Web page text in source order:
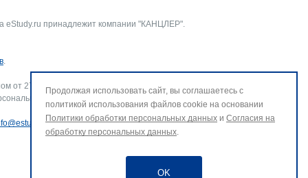
eStudy.ru принадлежит компании "КАНЦЛЕР".
.
от 27.07.2006 г. № 152-ФЗ «О персональных данных».
данных и использование файлов cookie. В случае
.
Продолжая использовать сайт, вы соглашаетесь с
политикой использования файлов cookie на основании
Политики обработки персональных данных и Согласия на
обработку персональных данных.
OK